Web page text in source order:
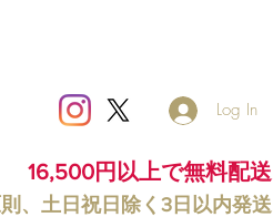
Log In
16,500円以上で無料配送
、土日祝日除く3日以内発送